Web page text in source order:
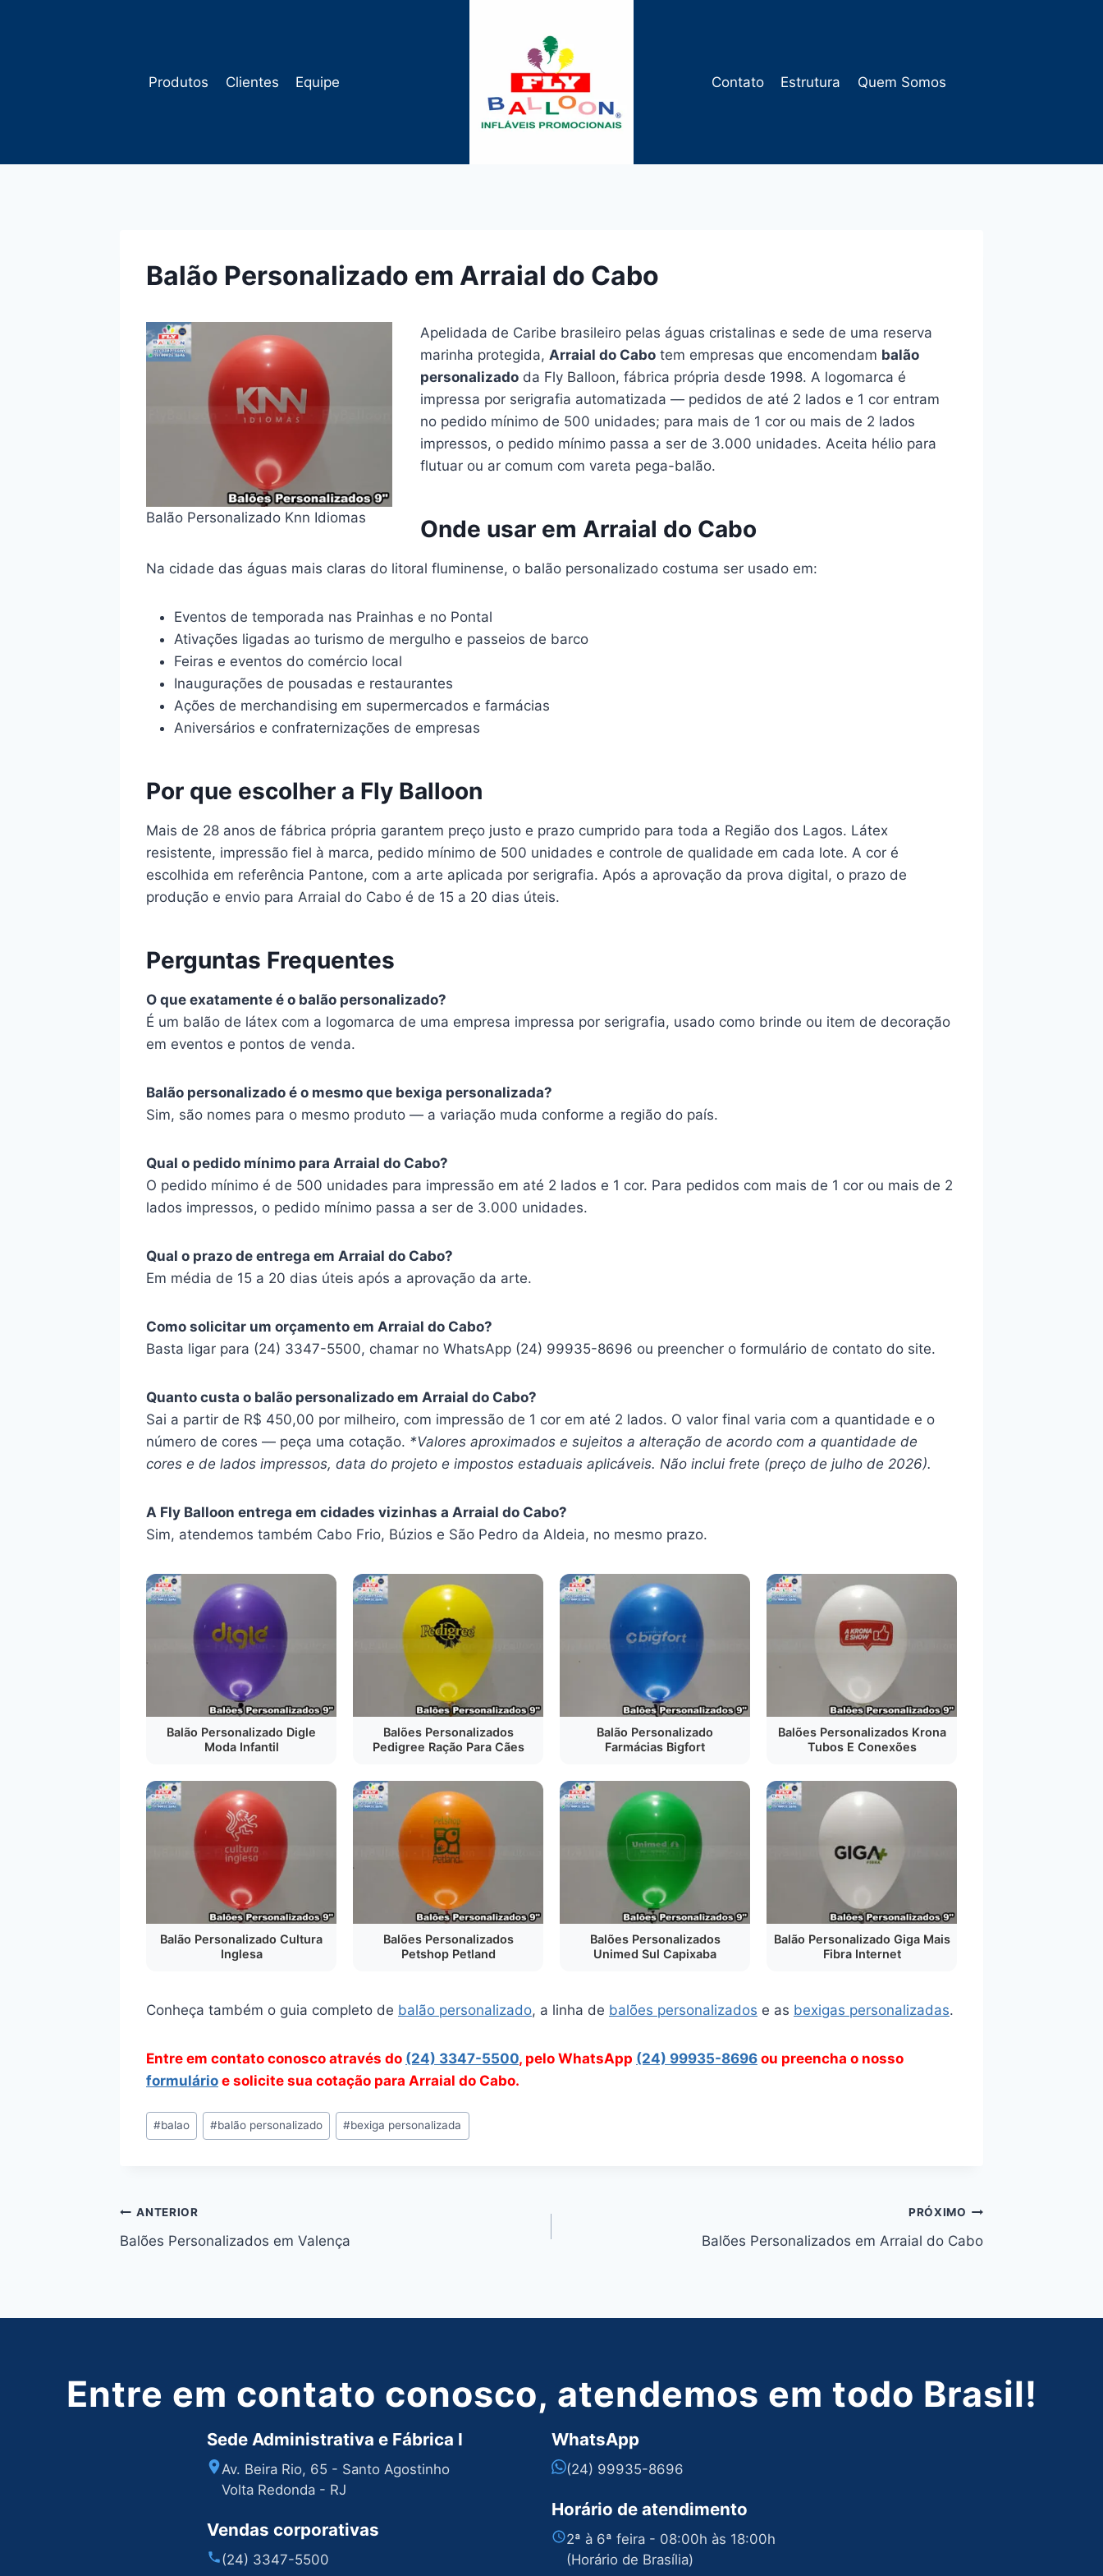
Produtos Clientes Equipe Contato Estrutura Quem Somos
Balão Personalizado em Arraial do Cabo
Balão Personalizado Knn Idiomas
Apelidada de Caribe brasileiro pelas águas cristalinas e sede de uma reserva
marinha protegida, Arraial do Cabotem empresas que encomendam balão
personalizadoda Fly Balloon, fábrica própria desde 1998. A logomarca é
impressa por serigrafia automatizada — pedidos de até 2 lados e 1 cor entram
no pedido mínimo de 500 unidades; para mais de 1 cor ou mais de 2 lados
impressos, o pedido mínimo passa a ser de 3.000 unidades. Aceita hélio para
flutuar ou ar comum com vareta pega-balão.
Onde usar em Arraial do Cabo
Na cidade das águas mais claras do litoral fluminense, o balão personalizado costuma ser usado em:
Eventos de temporada nas Prainhas e no Pontal
Ativações ligadas ao turismo de mergulho e passeios de barco
Feiras e eventos do comércio local
Inaugurações de pousadas e restaurantes
Ações de merchandising em supermercados e farmácias
Aniversários e confraternizações de empresas
Por que escolher a Fly Balloon
Mais de 28 anos de fábrica própria garantem preço justo e prazo cumprido para toda a Região dos Lagos. Látex
resistente, impressão fiel à marca, pedido mínimo de 500 unidades e controle de qualidade em cada lote. A cor é
escolhida em referência Pantone, com a arte aplicada por serigrafia. Após a aprovação da prova digital, o prazo de
produção e envio para Arraial do Cabo é de 15 a 20 dias úteis.
Perguntas Frequentes
O que exatamente é o balão personalizado?
É um balão de látex com a logomarca de uma empresa impressa por serigrafia, usado como brinde ou item de decoração
em eventos e pontos de venda.
Balão personalizado é o mesmo que bexiga personalizada?
Sim, são nomes para o mesmo produto — a variação muda conforme a região do país.
Qual o pedido mínimo para Arraial do Cabo?
O pedido mínimo é de 500 unidades para impressão em até 2 lados e 1 cor. Para pedidos com mais de 1 cor ou mais de 2
lados impressos, o pedido mínimo passa a ser de 3.000 unidades.
Qual o prazo de entrega em Arraial do Cabo?
Em média de 15 a 20 dias úteis após a aprovação da arte.
Como solicitar um orçamento em Arraial do Cabo?
Basta ligar para (24) 3347-5500, chamar no WhatsApp (24) 99935-8696 ou preencher o formulário de contato do site.
Quanto custa o balão personalizado em Arraial do Cabo?
Sai a partir de R$ 450,00 por milheiro, com impressão de 1 cor em até 2 lados. O valor final varia com a quantidade e o
número de cores — peça uma cotação. *Valores aproximados e sujeitos a alteração de acordo com a quantidade de
cores e de lados impressos, data do projeto e impostos estaduais aplicáveis. Não inclui frete (preço de julho de 2026).
A Fly Balloon entrega em cidades vizinhas a Arraial do Cabo?
Sim, atendemos também Cabo Frio, Búzios e São Pedro da Aldeia, no mesmo prazo.
Balão Personalizado Digle
Moda Infantil
Balões Personalizados
Pedigree Ração Para Cães
Balão Personalizado
Farmácias Bigfort
Balões Personalizados Krona
Tubos E Conexões
Balão Personalizado Cultura
Inglesa
Balões Personalizados
Petshop Petland
Balões Personalizados
Unimed Sul Capixaba
Balão Personalizado Giga Mais
Fibra Internet
Conheça também o guia completo de balão personalizado, a linha de balões personalizados e as bexigas personalizadas.
Entre em contato conosco através do (24) 3347-5500, pelo WhatsApp (24) 99935-8696 ou preencha o nosso
formulário e solicite sua cotação para Arraial do Cabo.
Tags
do
#balao #balão personalizado #bexiga personalizada
Navegação
de
ANTERIOR
Balões Personalizados em Valença
PRÓXIMO
Balões Personalizados em Arraial do Cabo
Entre em contato conosco, atendemos em todo Brasil!
Sede Administrativa e Fábrica I
Av. Beira Rio, 65 - Santo Agostinho
Volta Redonda - RJ
Vendas corporativas
(24) 3347-5500
WhatsApp
(24) 99935-8696
Horário de atendimento
2ª à 6ª feira - 08:00h às 18:00h
(Horário de Brasília)